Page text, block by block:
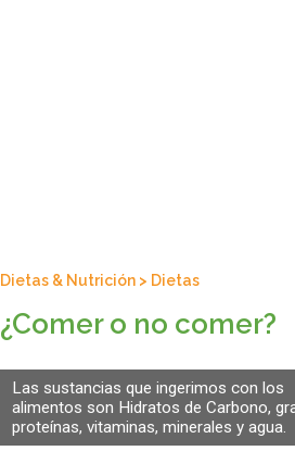
Dietas & Nutrición > Dietas
¿Comer o no comer?
Las sustancias que ingerimos con los
alimentos son Hidratos de Carbono,
proteínas, vitaminas, minerales y agua.